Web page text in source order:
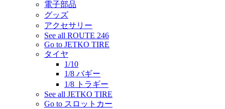
電子部品
グッズ
アクセサリー
See all ROUTE 246
Go to JETKO TIRE
タイヤ
1/10
1/8 バギー
1/8 トラギー
See all JETKO TIRE
Go to スロットカー